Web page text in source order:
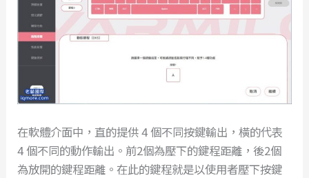
在軟體介面中，直的提供 4 個不同按鍵輸出，橫的代表
4 個不同的動作輸出。前2個為壓下的鍵程距離，後2個
為放開的鍵程距離。在此的鍵程就是以使用者壓下按鍵